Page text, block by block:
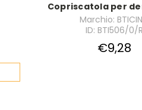
Copriscatola per
Marchio:
ID: BTI506/0/R
€9,28